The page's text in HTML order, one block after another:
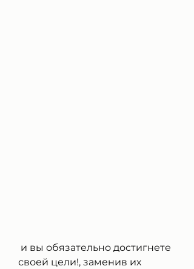
своей цели!, заменив их